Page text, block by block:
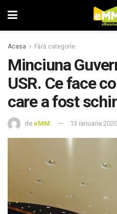
Acasa Fără categorie
Minciuna
USR. Ce face
care a fost
de eMM 13 ianuarie 2020